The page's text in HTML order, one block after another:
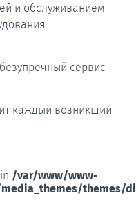
и обслуживанием
сервис
каждый возникший
/var/www/www-
themes/